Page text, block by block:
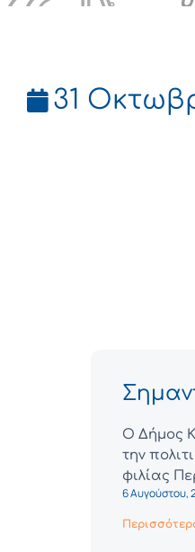
31
Ο Δήμος
την
φιλίας
6 Αυγούστου,